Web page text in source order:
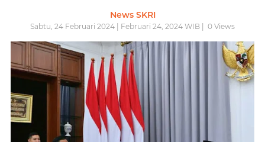
News SKRI
Sabtu, 24 Februari 2024 | Februari 24, 2024 WIB | 0 Views